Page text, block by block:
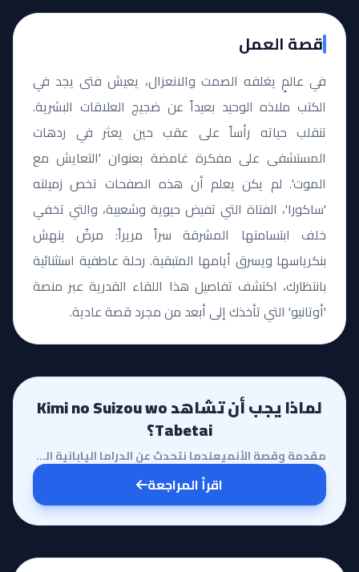
قصة العمل
في عالمٍ يغلفه الصمت والانعزال، يعيش فتى يجد في
الكتب ملاذه الوحيد بعيداً عن ضجيج العلاقات البشرية.
تنقلب حياته رأساً على عقب حين يعثر في ردهات
المستشفى على مفكرة غامضة بعنوان 'التعايش مع
الموت'. لم يكن يعلم أن هذه الصفحات تخص زميلته
'ساكورا'، الفتاة التي تفيض حيوية وشعبية، والتي تخفي
خلف ابتسامتها المشرقة سراً مريراً: مرضٌ ينهش
بنكرياسها ويسرق أيامها المتبقية. رحلة عاطفية استثنائية
بانتظارك، اكتشف تفاصيل هذا اللقاء القدرية عبر منصة
'أوتانيو' التي تأخذك إلى أبعد من مجرد قصة عادية.
لماذا يجب أن تشاهد Kimi no Suizou wo
Tabetai؟
مقدمة وقصة الأنميعندما نتحدث عن الدراما اليابانية التي تلمس أعماق الروح، يبرز فيلم 'أريد أن آكل بنكر...
اقرأ المراجعة